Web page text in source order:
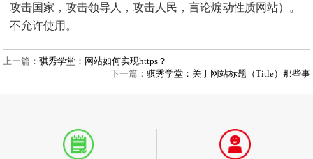
攻击国家，攻击领导人，攻击人民，言论煽动性质网站）。
不允许使用。
上一篇：骐秀学堂：网站如何实现https？
下一篇： 骐秀学堂：关于网站标题（Title）那些事